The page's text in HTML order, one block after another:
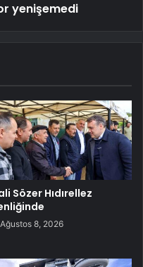
yenişemedi
Sözer Hıdırellez
Ağustos 8, 2026